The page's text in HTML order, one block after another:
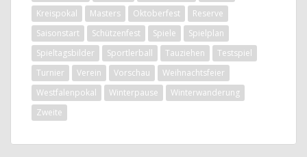
Kreispokal
Masters Oktoberfest
Reserve
Saisonstart
Schützenfest Spiele
Spielplan
Spieltagsbilder
Sportlerball Tauziehen
Testspiel
Turnier
Verein Vorschau
Weihnachtsfeier
Westfalenpokal
Winterpause
Winterwanderung
Zweite